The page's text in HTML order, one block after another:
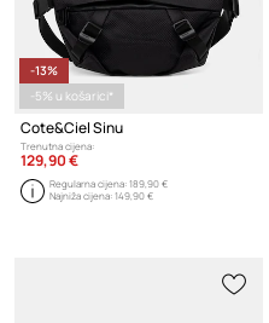
-13%
-5% u košarici*
Cote&Ciel Sinu
Trenutna cijena:
129,90 €
Regularna cijena:189,90 €
Najniža cijena:149,90 €